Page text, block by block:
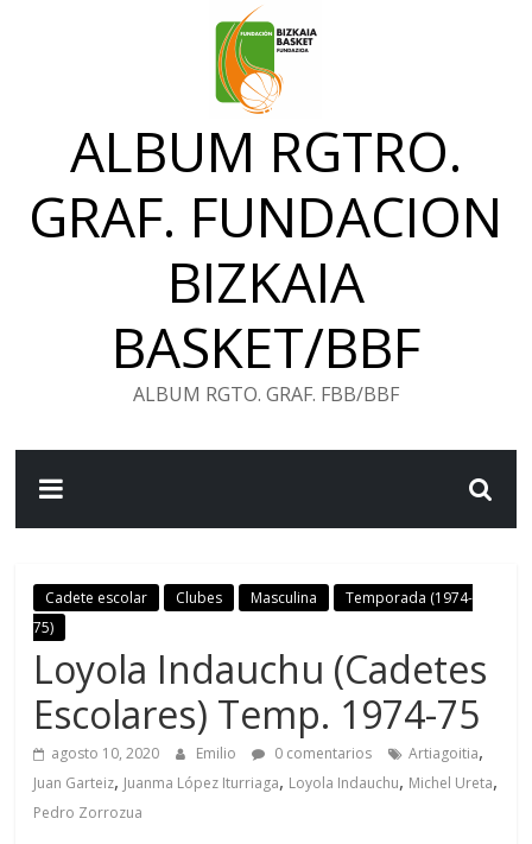
ALBUM RGTRO.
GRAF. FUNDACION
BIZKAIA
BASKET/BBF
ALBUM RGTO. GRAF. FBB/BBF
Cadete escolar Clubes Masculina
Temporada (1974-
75)
Loyola Indauchu (Cadetes
Escolares) Temp. 1974-75
agosto 10, 2020 Emilio 0 comentarios Artiagoitia,
Juan Garteiz, Juanma López Iturriaga, Loyola Indauchu, Michel Ureta,
Pedro Zorrozua